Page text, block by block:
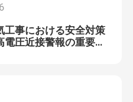
工事における安全対策
電圧近接警報の重要な